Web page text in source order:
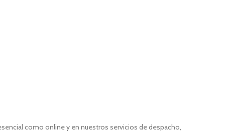
como online y en nuestros servicios de despacho,